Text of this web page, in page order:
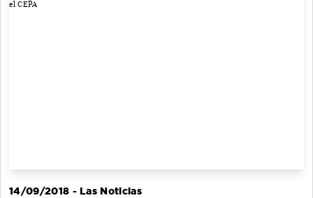
14/09/2018 - Las Noticias